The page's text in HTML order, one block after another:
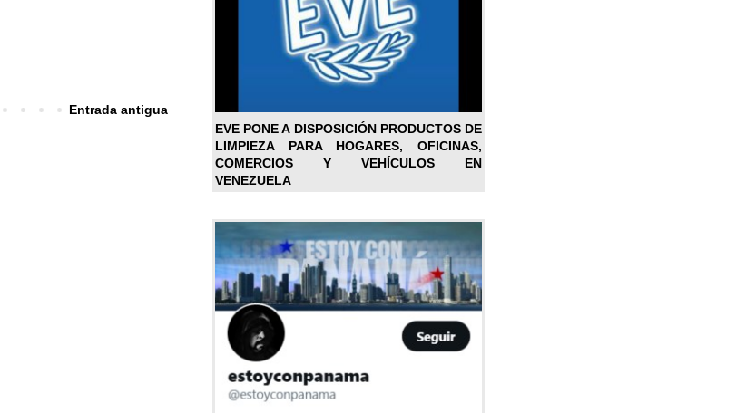
Entrada antigua
EVE PONE A DISPOSICIÓN PRODUCTOS DE
LIMPIEZA PARA HOGARES, OFICINAS,
COMERCIOS Y VEHÍCULOS EN
VENEZUELA